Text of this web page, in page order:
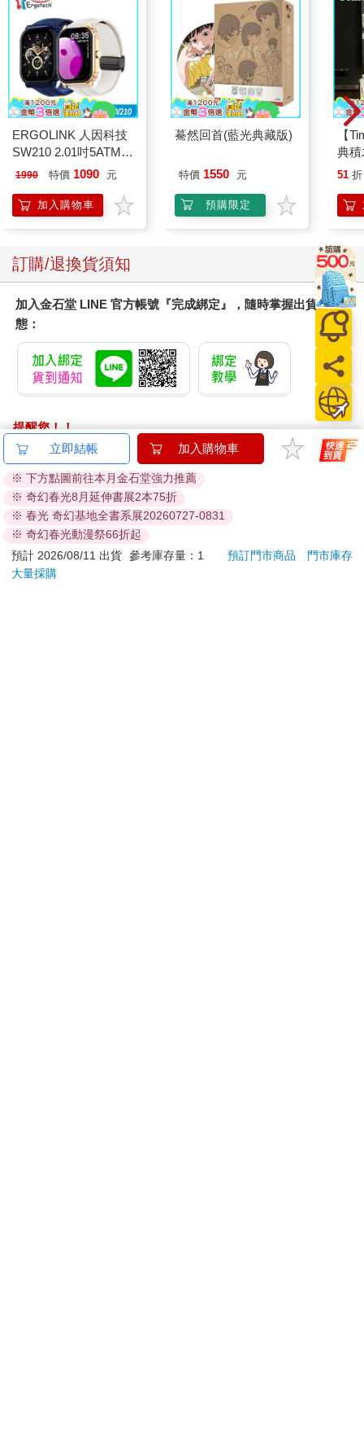
ERGOLINK 人因科技
SW210 2.01吋5ATM游
泳心率血氧藍牙通話腕
1990 特價 1090 元
加入購物車
驀然回首(藍光典藏版)
特價 1550 元
預購限定
【
典
51 折
訂購/退換貨須知
加入金石堂 LINE 官方帳號『完成綁定』，隨時掌握出貨動
態：
提醒您！！
金石堂及銀行均不會請您操作ATM! 如接獲電話要求您前往
ATM提款機，請不要聽從指示，以免受騙上當！
退換貨須知：
**提醒您，鑑賞期不等於試用期，退回商品須為全新狀態**
依據「消費者保護法」第19條及行政院消費者保護處公告之
「通訊交易解除權合理例外情事適用準則」，以下商品購買
後，除商品本身有瑕疵外，將不提供7天的猶豫期：
立即結帳 加入購物車
※ 下方點圖前往本月金石堂強力推薦
※ 奇幻春光8月延伸書展2本75折
※ 春光 奇幻基地全書系展20260727-0831
※ 奇幻春光動漫祭66折起
預計 2026/08/11 出貨 參考庫存量：1 預訂門市商品
門市庫存
大量採購